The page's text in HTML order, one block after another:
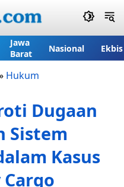
Jawa
Barat
Nasional Ekbis
Hukum
Dugaan
Sistem
Kasus
Cargo